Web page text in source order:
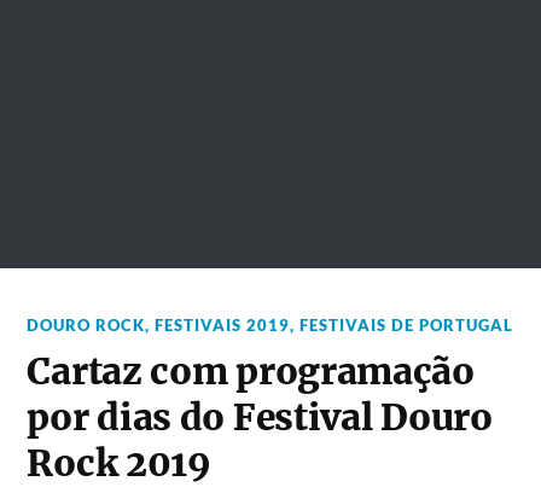
DOURO ROCK,FESTIVAIS 2019,FESTIVAIS DE PORTUGAL
Cartaz com programação
por dias do Festival Douro
Rock 2019